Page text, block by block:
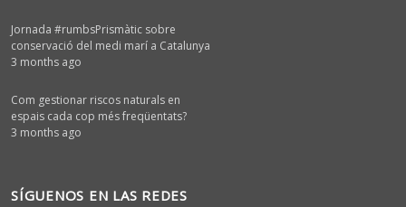
Jornada #rumbsPrismàtic sobre
conservació del medi marí a Catalunya
3 months ago
Com gestionar riscos naturals en
espais cada cop més freqüentats?
3 months ago
SÍGUENOS EN LAS REDES